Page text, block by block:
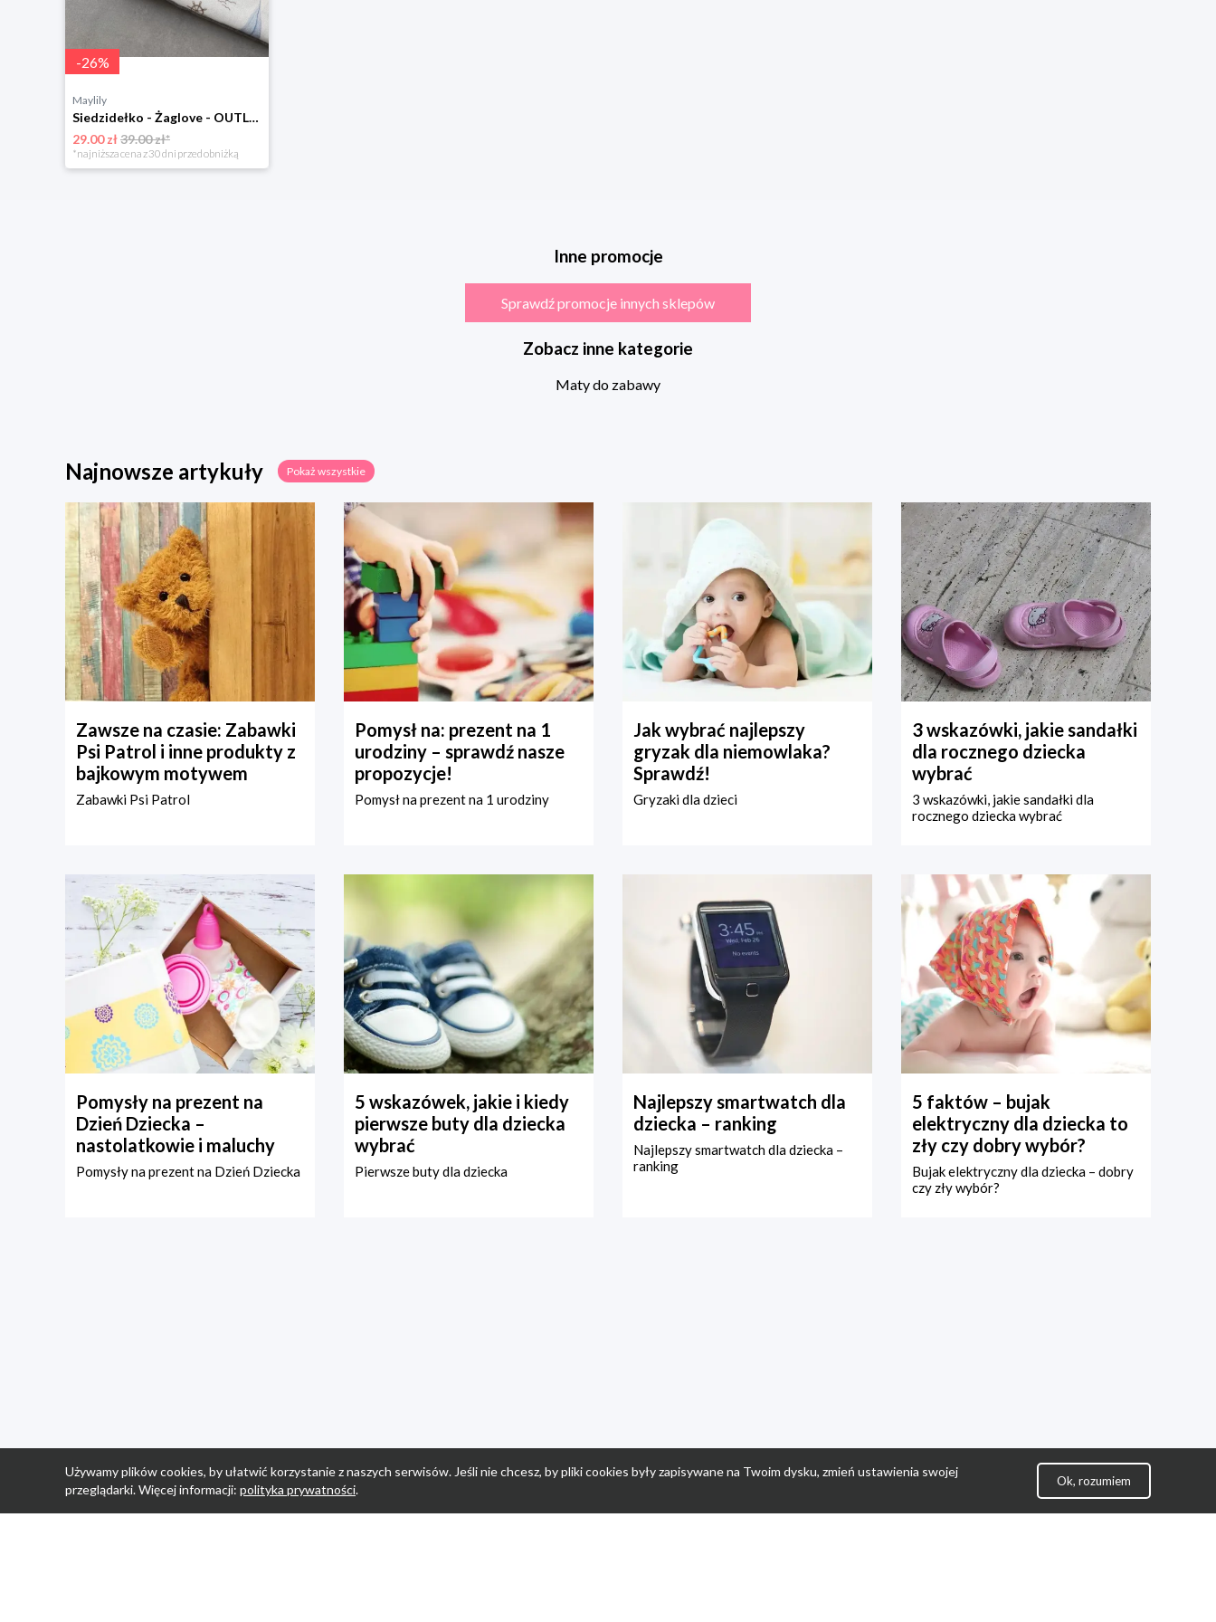
-26%
Maylily
Siedzidełko - Żaglove - OUTLET
29.00 zł39.00 zł*
*najniższa cena z 30 dni przed obniżką
Inne promocje
Sprawdź promocje innych sklepów
Zobacz inne kategorie
Maty do zabawy
Najnowsze artykuły Pokaż wszystkie
Zawsze na czasie: Zabawki
Psi Patrol i inne produkty z
bajkowym motywem
Zabawki Psi Patrol
Pomysł na: prezent na 1
urodziny – sprawdź nasze
propozycje!
Pomysł na prezent na 1 urodziny
Jak wybrać najlepszy
gryzak dla niemowlaka?
Sprawdź!
Gryzaki dla dzieci
3 wskazówki, jakie sandałki
dla rocznego dziecka
wybrać
3 wskazówki, jakie sandałki dla
rocznego dziecka wybrać
Pomysły na prezent na
Dzień Dziecka –
nastolatkowie i maluchy
Pomysły na prezent na Dzień Dziecka
5 wskazówek, jakie i kiedy
pierwsze buty dla dziecka
wybrać
Pierwsze buty dla dziecka
Najlepszy smartwatch dla
dziecka – ranking
Najlepszy smartwatch dla dziecka –
ranking
5 faktów – bujak
elektryczny dla dziecka to
zły czy dobry wybór?
Bujak elektryczny dla dziecka – dobry
czy zły wybór?
Używamy plików cookies, by ułatwić korzystanie z naszych serwisów. Jeśli nie chcesz, by pliki cookies były zapisywane na Twoim dysku, zmień ustawienia swojej
przeglądarki. Więcej informacji: polityka prywatności.
Ok, rozumiem